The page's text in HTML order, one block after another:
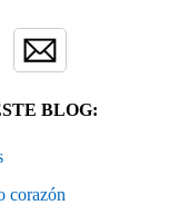
BLOG:
corazón